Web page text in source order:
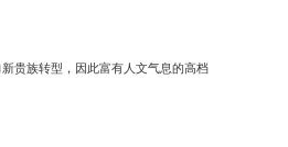
贵族转型，因此富有人文气息的高档